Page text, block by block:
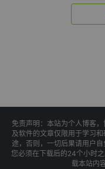
免责声明：本站为个人博客
及软件的文章仅限用于学习
途，否则，一切后果请用户自
您必须在下载后的24个小时
载本站内